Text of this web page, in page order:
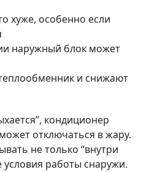
хуже, особенно если
наружный блок может
и снижают
кондиционер
отключаться в жару.
не только “внутри
работы снаружи.